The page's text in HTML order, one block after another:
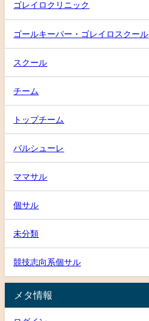
ゴレイロクリニック
ゴールキーパー・ゴレイロスクール
スクール
チーム
トップチーム
バルシューレ
ママサル
個サル
未分類
競技志向系個サル
メタ情報